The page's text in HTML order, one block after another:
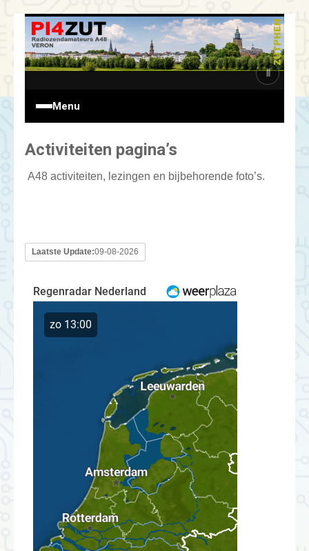
Ga
naar
de
inhoud
Ⅱ
Menu
Activiteiten pagina’s
A48 activiteiten, lezingen en bijbehorende foto’s.
Laatste Update:09-08-2026